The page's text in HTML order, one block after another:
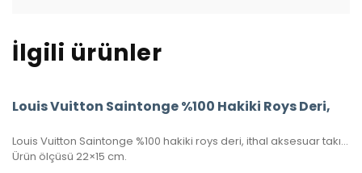
İlgili ürünler
Louis Vuitton Saintonge %100 Hakiki Roys Deri,
Louis Vuitton Saintonge %100 hakiki roys deri, ithal aksesuar takımı, ithal kumaş, simetrik kesim, seri numaralı, kutulu, toz torbalı ve sertifikalı olarak gönderilecektir.
Ürün ölçüsü 22×15 cm.